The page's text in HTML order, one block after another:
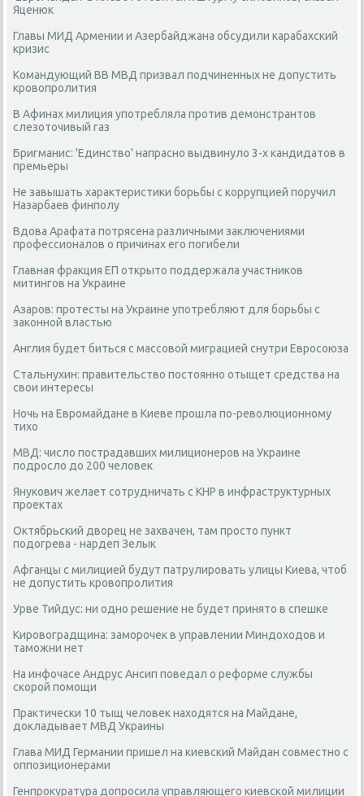
Яценюк
Главы МИД Армении и Азербайджана обсудили карабахский
кризис
Командующий ВВ МВД призвал подчиненных не допустить
кровопролития
В Афинах милиция употребляла против демонстрантов
слезоточивый газ
Бригманис: 'Единство' напрасно выдвинуло 3-х кандидатов в
премьеры
Не завышать характеристики борьбы с коррупцией поручил
Назарбаев финполу
Вдова Арафата потрясена различными заключениями
профессионалов о причинах его погибели
Главная фракция ЕП открыто поддержала участников
митингов на Украине
Азаров: протесты на Украине употребляют для борьбы с
законной властью
Англия будет биться с массовой миграцией снутри Евросоюза
Стальнухин: правительство постоянно отыщет средства на
свои интересы
Ночь на Евромайдане в Киеве прошла по-революционному
тихо
МВД: число пострадавших милиционеров на Украине
подросло до 200 человек
Янукович желает сотрудничать с КНР в инфраструктурных
проектах
Октябрьский дворец не захвачен, там просто пункт
подогрева - нардеп Зелык
Афганцы с милицией будут патрулировать улицы Киева, чтоб
не допустить кровопролития
Урве Тийдус: ни одно решение не будет принято в спешке
Кировоградщина: заморочек в управлении Миндоходов и
таможни нет
На инфочасе Андрус Ансип поведал о реформе службы
скорой помощи
Практически 10 тыщ человек находятся на Майдане,
докладывает МВД Украины
Глава МИД Германии пришел на киевский Майдан совместно с
оппозиционерами
Генпрокуратура допросила управляющего киевской милиции